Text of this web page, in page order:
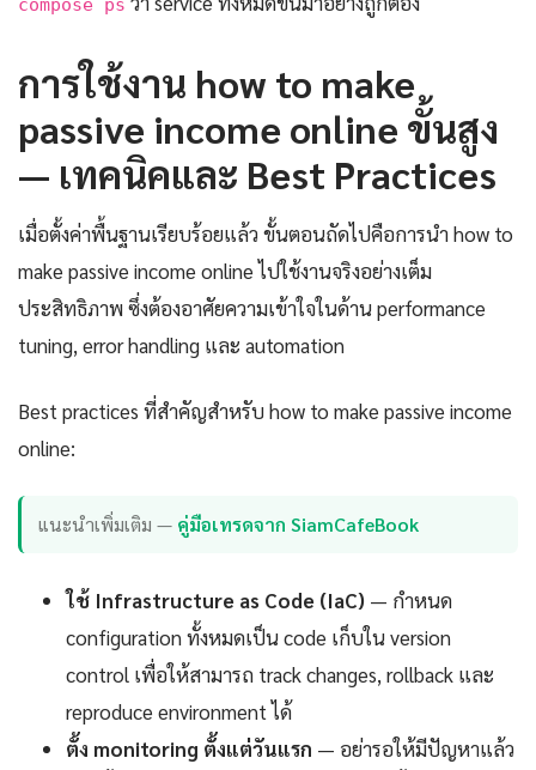
การใช้งาน how to make
passive income online ขั้นสูง
— เทคนิคและ Best Practices
เมื่อตั้งค่าพื้นฐานเรียบร้อยแล้ว ขั้นตอนถัดไปคือการนำ how to
make passive income online ไปใช้งานจริงอย่างเต็ม
ประสิทธิภาพ ซึ่งต้องอาศัยความเข้าใจในด้าน performance
tuning, error handling และ automation
Best practices ที่สำคัญสำหรับ how to make passive income
online:
แนะนำเพิ่มเติม — คู่มือเทรดจาก SiamCafeBook
ใช้ Infrastructure as Code (IaC) — กำหนด
configuration ทั้งหมดเป็น code เก็บใน version
control เพื่อให้สามารถ track changes, rollback และ
reproduce environment ได้
ตั้ง monitoring ตั้งแต่วันแรก — อย่ารอให้มีปัญหาแล้ว